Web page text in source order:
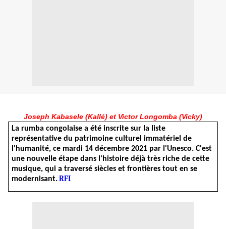
Joseph Kabasele (Kallé) et Victor Longomba (Vicky)
La rumba congolaise a été inscrite sur la liste
représentative du patrimoine culturel immatériel de
l'humanité, ce mardi 14 décembre 2021 par l'Unesco. C'est
une nouvelle étape dans l'histoire déjà très riche de cette
musique, qui a traversé siècles et frontières tout en se
modernisant.RFI